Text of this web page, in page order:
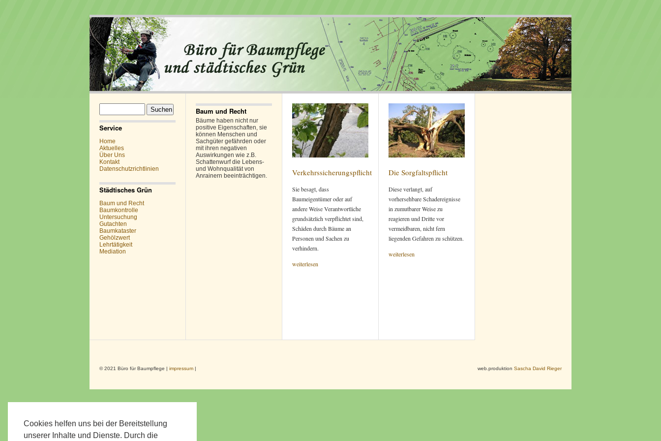
Cookies helfen uns bei der Bereitstellung
unserer Inhalte und Dienste. Durch die
nach:
Service
Home
Aktuelles
Über Uns
Kontakt
Datenschutzrichtlinien
Städtisches Grün
Baum und Recht
Baumkontrolle
Untersuchung
Gutachten
Baumkataster
Gehölzwert
Lehrtätigkeit
Mediation
Baum und Recht
Bäume haben nicht nur
positive Eigenschaften, sie
können Menschen und
Sachgüter gefährden oder
mit ihren negativen
Auswirkungen wie z.B.
Schattenwurf die Lebens-
und Wohnqualität von
Anrainern beeinträchtigen.
Verkehrssicherungspflicht
Sie besagt, dass
Baumeigentümer oder auf
andere Weise Verantwortliche
grundsätzlich verpflichtet sind,
Schäden durch Bäume an
Personen und Sachen zu
verhindern.
weiterlesen
Die Sorgfaltspflicht
Diese verlangt, auf
vorhersehbare Schadereignisse
in zumutbarer Weise zu
reagieren und Dritte vor
vermeidbaren, nicht fern
liegenden Gefahren zu schützen.
weiterlesen
© 2021 Büro für Baumpflege | impressum | web.produktion Sascha David Rieger